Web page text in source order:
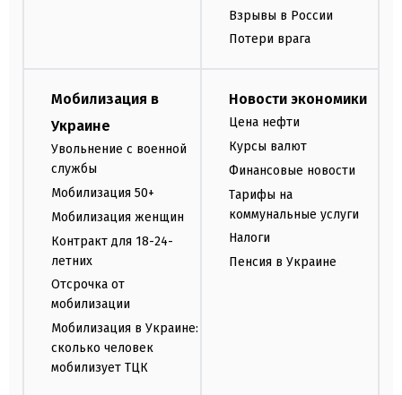
Взрывы в России
Потери врага
Мобилизация в
Украине
Увольнение с военной
службы
Мобилизация 50+
Мобилизация женщин
Контракт для 18-24-
летних
Отсрочка от
мобилизации
Мобилизация в Украине:
сколько человек
мобилизует ТЦК
Новости экономики
Цена нефти
Курсы валют
Финансовые новости
Тарифы на
коммунальные услуги
Налоги
Пенсия в Украине